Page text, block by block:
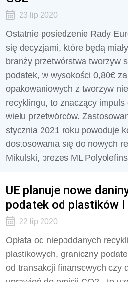
23 lip 2020
Ostatnie posiedzenie Rady
się decyzjami, które będą
branży przetwórstwa tworzyw
podatek, w wysokości 0,80€
opakowaniowych z tworzyw
recyklingu, to znaczący impuls
wielu przetwórców.
stycznia 2021 roku powoduje
dostosowania się do nowych
Mikulski, prezes ML
UE planuje nowe
podatek od plastików i
22 lip 2020
Opłata od niepoddanych
plastikowych, graniczny
od transakcji finansowych czy